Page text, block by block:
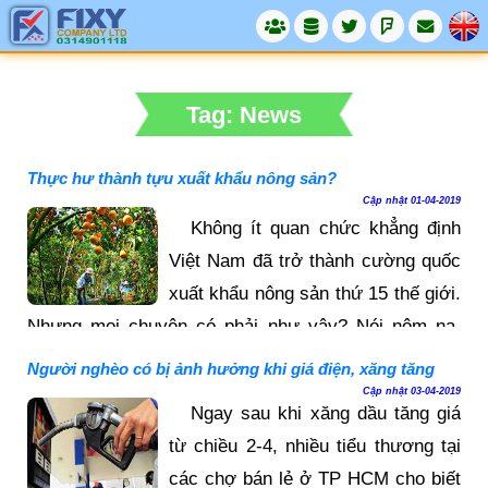
Tag: News
Thực hư thành tựu xuất khẩu nông sản?
Cập nhật 01-04-2019
Không ít quan chức khẳng định
Việt Nam đã trở thành cường quốc
xuất khẩu nông sản thứ 15 thế giới.
Nhưng mọi chuyện có phải như vậy? Nói nôm na,
nông sản là sản phẩm nông nghiệp, tức là sản phẩm
của nông dân, nên xuất khẩu càng nhiều, tiền chui
vào túi nhóm dân cư đời sống còn nhiều khó khăn
này càng lắm là điều hết sức đáng mừng. Mới đây,
Người nghèo có bị ảnh hưởng khi giá điện, xăng tăng
Cập nhật 03-04-2019
Ngay sau khi xăng dầu tăng giá
từ chiều 2-4, nhiều tiểu thương tại
các chợ bán lẻ ở TP HCM cho biết